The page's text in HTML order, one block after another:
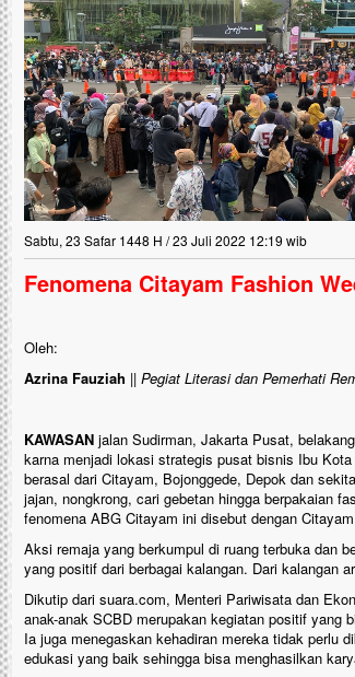
Sabtu, 23 Safar 1448 H / 23 Juli 2022 12:19 wib
Fenomena Citayam Fashion
Oleh:
Azrina Fauziah || Pegiat Literasi dan Pemerhati
KAWASAN jalan Sudirman, Jakarta Pusat,
karna menjadi lokasi strategis pusat bisnis Ibu
berasal dari Citayam, Bojonggede, Depok dan
jajan, nongkrong, cari gebetan hingga berpakaian
fenomena ABG Citayam ini disebut dengan
Aksi remaja yang berkumpul di ruang terbuka dan
yang positif dari berbagai kalangan. Dari kalangan
Dikutip dari suara.com, Menteri Pariwisata dan
anak-anak SCBD merupakan kegiatan positif yang
Ia juga menegaskan kehadiran mereka tidak perlu
edukasi yang baik sehingga bisa menghasilkan
Bantu Naura, Balita Hebat
Tumor Pembuluh Darah
Hidup Naura Salsabila dipenuhi
rintangan yang sangat berat.
berusia sepuluh bulan, bayi yang
menghadapi penyakit yang
pembuluh darah berukuran...